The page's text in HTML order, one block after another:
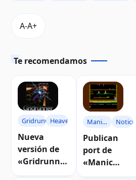
Te recomendamos
GridrunnerHeaven
Nueva
versión de
«Gridrunner
Manic
Miner
Noticias
Publican
port de
«Manic